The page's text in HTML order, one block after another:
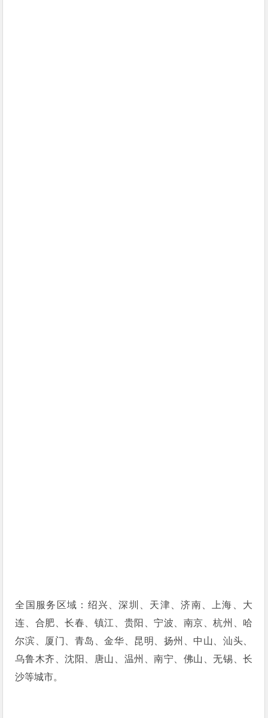
全国服务区域：绍兴、深圳、天津、济南、上海、大
连、合肥、长春、镇江、贵阳、宁波、南京、杭州、哈
尔滨、厦门、青岛、金华、昆明、扬州、中山、汕头、
乌鲁木齐、沈阳、唐山、温州、南宁、佛山、无锡、长
沙等城市。